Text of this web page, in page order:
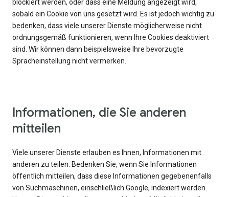
blockiert werden, oder dass eine Meldung angezeigt wird,
sobald ein Cookie von uns gesetzt wird. Es ist jedoch wichtig zu
bedenken, dass viele unserer Dienste möglicherweise nicht
ordnungsgemäß funktionieren, wenn Ihre Cookies deaktiviert
sind. Wir können dann beispielsweise Ihre bevorzugte
Spracheinstellung nicht vermerken.
Informationen, die Sie anderen
mitteilen
Viele unserer Dienste erlauben es Ihnen, Informationen mit
anderen zu teilen. Bedenken Sie, wenn Sie Informationen
öffentlich mitteilen, dass diese Informationen gegebenenfalls
von Suchmaschinen, einschließlich Google, indexiert werden.